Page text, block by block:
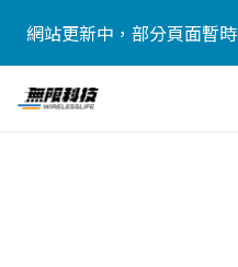
網站更新中，部分頁面暫